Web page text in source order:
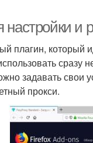
и
плагин, который
сразу
задавать свои
прокси.